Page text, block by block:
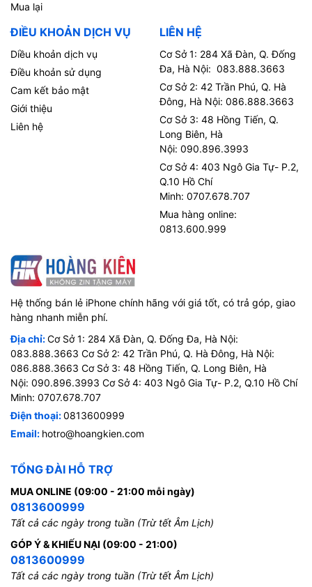
Mua lại
ĐIỀU KHOẢN DỊCH VỤ
Diều khoản dịch vụ
Điều khoản sử dụng
Cam kết bảo mật
Giới thiệu
Liên hệ
LIÊN HỆ
Cơ Sở 1: 284 Xã Đàn, Q. Đống
Đa, Hà Nội: 083.888.3663
Cơ Sở 2: 42 Trần Phú, Q. Hà
Đông, Hà Nội: 086.888.3663
Cơ Sở 3: 48 Hồng Tiến, Q.
Long Biên, Hà
Nội: 090.896.3993
Cơ Sở 4: 403 Ngô Gia Tự- P.2,
Q.10 Hồ Chí
Minh: 0707.678.707
Mua hàng online:
0813.600.999
Hệ thống bán lẻ iPhone chính hãng với giá tốt, có trả góp, giao
hàng nhanh miễn phí.
Địa chỉ:Cơ Sở 1: 284 Xã Đàn, Q. Đống Đa, Hà Nội:
083.888.3663 Cơ Sở 2: 42 Trần Phú, Q. Hà Đông, Hà Nội:
086.888.3663 Cơ Sở 3: 48 Hồng Tiến, Q. Long Biên, Hà
Nội: 090.896.3993 Cơ Sở 4: 403 Ngô Gia Tự- P.2, Q.10 Hồ Chí
Minh: 0707.678.707
Điện thoại:0813600999
Email: hotro@hoangkien.com
TỔNG ĐÀI HỖ TRỢ
MUA ONLINE (09:00 - 21:00 mỗi ngày)
0813600999
Tất cả các ngày trong tuần (Trừ tết Âm Lịch)
GÓP Ý & KHIẾU NẠI (09:00 - 21:00)
0813600999
Tất cả các ngày trong tuần (Trừ tết Âm Lịch)